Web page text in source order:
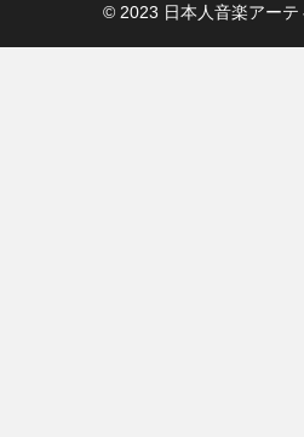
© 2023 日本人音楽アーテ